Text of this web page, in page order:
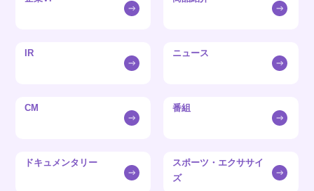
IR ニュース
CM 番組
ドキュメンタリー
スポーツ・エクササイ
ズ